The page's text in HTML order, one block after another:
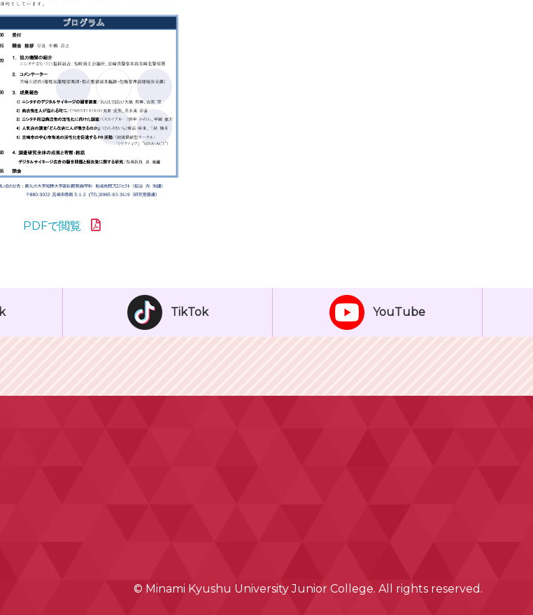
PDFで閲覧
TikTok YouTube
© Minami Kyushu University Junior College. All rights reserved.